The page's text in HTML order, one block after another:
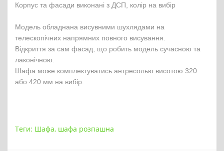
Корпус та фасади виконані з ДСП, колір на вибір
Модель обладнана висувними шухлядами на
телескопічних напрямних повного висування.
Відкриття за сам фасад, що робить модель сучасною та
лаконічною.
Шафа може комплектуватись антресолью висотою 320
або 420 мм на вибір.
Теги: Шафа, шафа розпашна